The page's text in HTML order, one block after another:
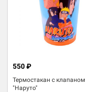
Термостакан с клапаном
"Наруто"
550 ₽